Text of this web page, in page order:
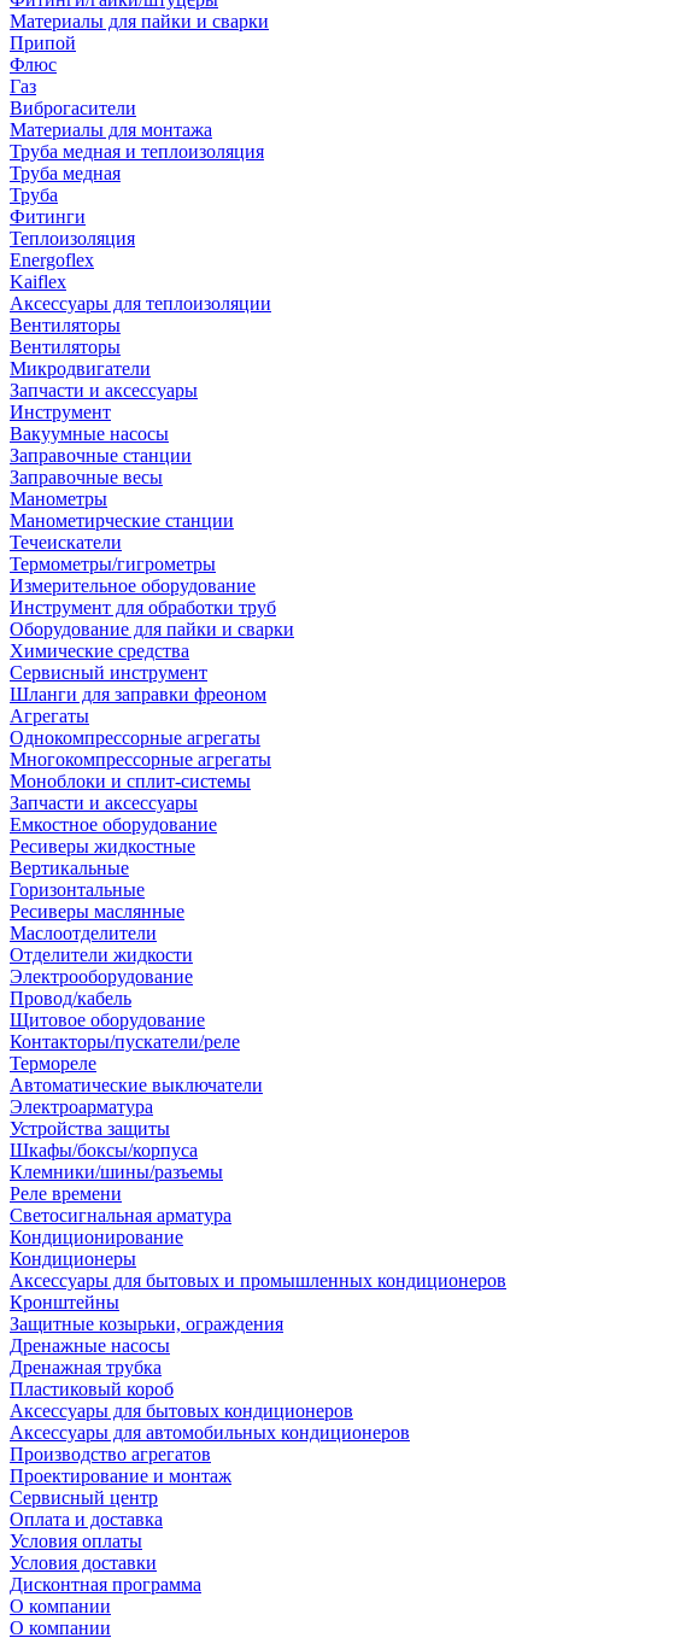
Материалы для пайки и сварки
Припой
Флюс
Газ
Виброгасители
Материалы для монтажа
Труба медная и теплоизоляция
Труба медная
Труба
Фитинги
Теплоизоляция
Energoflex
Kaiflex
Аксессуары для теплоизоляции
Вентиляторы
Вентиляторы
Микродвигатели
Запчасти и аксессуары
Инструмент
Вакуумные насосы
Заправочные станции
Заправочные весы
Манометры
Манометирческие станции
Течеискатели
Термометры/гигрометры
Измерительное оборудование
Инструмент для обработки труб
Оборудование для пайки и сварки
Химические средства
Сервисный инструмент
Шланги для заправки фреоном
Агрегаты
Однокомпрессорные агрегаты
Многокомпрессорные агрегаты
Моноблоки и сплит-системы
Запчасти и аксессуары
Емкостное оборудование
Ресиверы жидкостные
Вертикальные
Горизонтальные
Ресиверы маслянные
Маслоотделители
Отделители жидкости
Электрооборудование
Провод/кабель
Щитовое оборудование
Контакторы/пускатели/реле
Термореле
Автоматические выключатели
Электроарматура
Устройства защиты
Шкафы/боксы/корпуса
Клемники/шины/разъемы
Реле времени
Светосигнальная арматура
Кондиционирование
Кондиционеры
Аксессуары для бытовых и промышленных кондиционеров
Кронштейны
Защитные козырьки, ограждения
Дренажные насосы
Дренажная трубка
Пластиковый короб
Аксессуары для бытовых кондиционеров
Аксессуары для автомобильных кондиционеров
Производство агрегатов
Проектирование и монтаж
Сервисный центр
Оплата и доставка
Условия оплаты
Условия доставки
Дисконтная программа
О компании
О компании